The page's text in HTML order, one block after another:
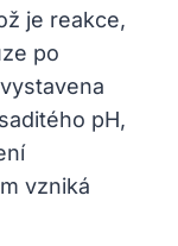
je reakce,
po
pH,
vzniká